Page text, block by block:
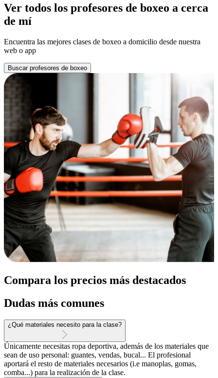
Ver todos los profesores de boxeo a cerca
de mí
Encuentra las mejores clases de boxeo a domicilio desde nuestra
web o app
Buscar profesores de boxeo
Compara los precios más destacados
Dudas más comunes
¿Qué materiales necesito para la clase?
Únicamente necesitas ropa deportiva, además de los materiales que
sean de uso personal: guantes, vendas, bucal... El profesional
aportará el resto de materiales necesarios (i.e manoplas, gomas,
comba...) para la realización de la clase.